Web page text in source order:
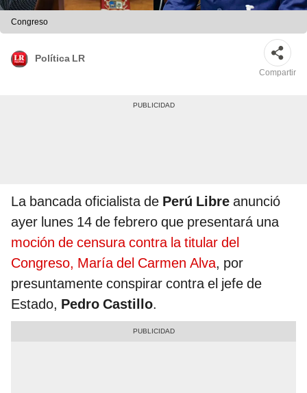
Congreso
Política LR
Compartir
La bancada oficialista de Perú Libre anunció
ayer lunes 14 de febrero que presentará una
moción de censura contra la titular del
Congreso, María del Carmen Alva, por
presuntamente conspirar contra el jefe de
Estado, Pedro Castillo.